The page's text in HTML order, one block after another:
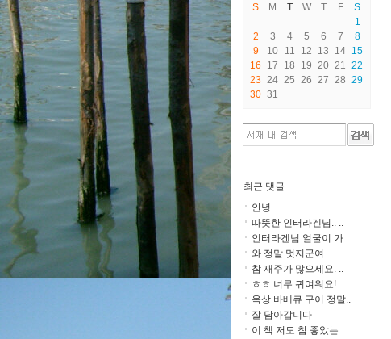
S
M T W T F
S
1
2
3 4 5 6 7
8
9
10 11 12 13 14 15
16
17 18 19 20 21 22
23 24 25 26 27 28 29
30 31
최근 댓글
안녕
따뜻한 인터라겐님.. ..
인터라겐님 얼굴이 가..
와 정말 멋지군여
참 재주가 많으세요. ..
ㅎㅎ 너무 귀여워요! ..
옥상 바베큐 구이 정말..
잘 담아갑니다
이 책 저도 참 좋았는..